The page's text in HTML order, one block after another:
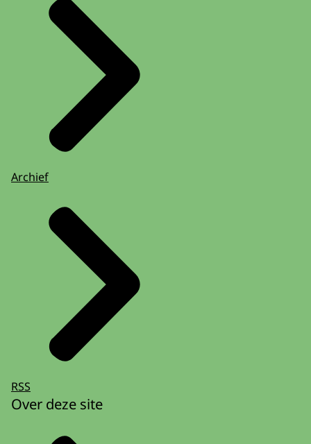
Archief
RSS
Over deze site